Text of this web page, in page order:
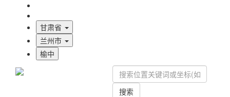
甘肃省
兰州市
榆中
搜索